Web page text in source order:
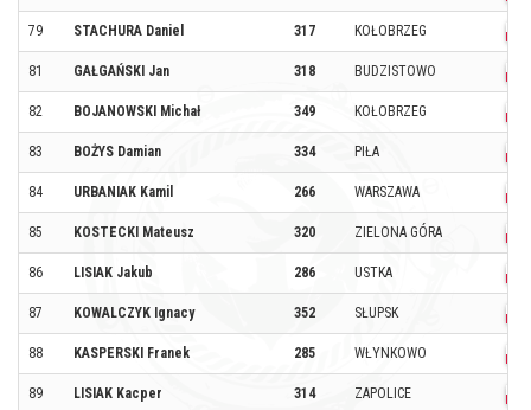
79 STACHURA Daniel 317 KOŁOBRZEG
81 GAŁGAŃSKI Jan 318 BUDZISTOWO
82 BOJANOWSKI Michał 349 KOŁOBRZEG
83 BOŻYS Damian 334 PIŁA
84 URBANIAK Kamil 266 WARSZAWA
85 KOSTECKI Mateusz 320 ZIELONA GÓRA
86 LISIAK Jakub 286 USTKA
87 KOWALCZYK Ignacy 352 SŁUPSK
88 KASPERSKI Franek 285 WŁYNKOWO
89 LISIAK Kacper 314 ZAPOLICE